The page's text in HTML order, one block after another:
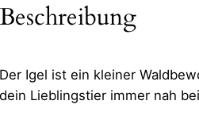
Beschreibung
Der Igel ist ein kleiner
dein Lieblingstier immer nah